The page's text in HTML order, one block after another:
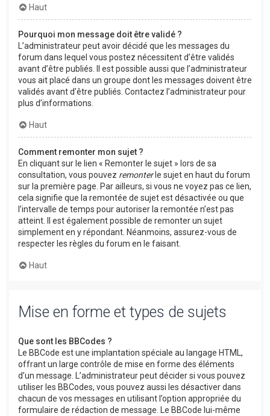
Haut
Pourquoi mon message doit être validé ?
L’administrateur peut avoir décidé que les messages du
forum dans lequel vous postez nécessitent d’être validés
avant d’être publiés. Il est possible aussi que l’administrateur
vous ait placé dans un groupe dont les messages doivent être
validés avant d’être publiés. Contactez l’administrateur pour
plus d’informations.
Haut
Comment remonter mon sujet ?
En cliquant sur le lien « Remonter le sujet » lors de sa
consultation, vous pouvez remonterle sujet en haut du forum
sur la première page. Par ailleurs, si vous ne voyez pas ce lien,
cela signifie que la remontée de sujet est désactivée ou que
l’intervalle de temps pour autoriser la remontée n’est pas
atteint. Il est également possible de remonter un sujet
simplement en y répondant. Néanmoins, assurez-vous de
respecter les règles du forum en le faisant.
Haut
Mise en forme et types de sujets
Que sont les BBCodes ?
Le BBCode est une implantation spéciale au langage HTML,
offrant un large contrôle de mise en forme des éléments
d’un message. L’administrateur peut décider si vous pouvez
utiliser les BBCodes, vous pouvez aussi les désactiver dans
chacun de vos messages en utilisant l’option appropriée du
formulaire de rédaction de message. Le BBCode lui-même